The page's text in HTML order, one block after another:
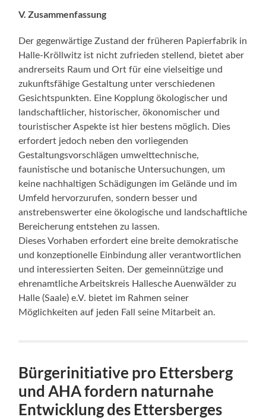
V. Zusammenfassung
Der gegenwärtige Zustand der früheren Papierfabrik in
Halle-Kröllwitz ist nicht zufrieden stellend, bietet aber
andrerseits Raum und Ort für eine vielseitige und
zukunftsfähige Gestaltung unter verschiedenen
Gesichtspunkten. Eine Kopplung ökologischer und
landschaftlicher, historischer, ökonomischer und
touristischer Aspekte ist hier bestens möglich. Dies
erfordert jedoch neben den vorliegenden
Gestaltungsvorschlägen umwelttechnische,
faunistische und botanische Untersuchungen, um
keine nachhaltigen Schädigungen im Gelände und im
Umfeld hervorzurufen, sondern besser und
anstrebenswerter eine ökologische und landschaftliche
Bereicherung entstehen zu lassen.
Dieses Vorhaben erfordert eine breite demokratische
und konzeptionelle Einbindung aller verantwortlichen
und interessierten Seiten. Der gemeinnützige und
ehrenamtliche Arbeitskreis Hallesche Auenwälder zu
Halle (Saale) e.V. bietet im Rahmen seiner
Möglichkeiten auf jeden Fall seine Mitarbeit an.
Bürgerinitiative pro Ettersberg
und AHA fordern naturnahe
Entwicklung des Ettersberges